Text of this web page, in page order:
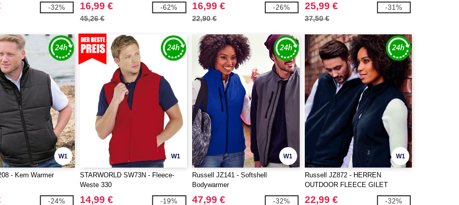
-32% 16,99 €
45,26 €
-62% 16,99 €
22,90 €
-26% 25,99 €
37,50 €
-31%
W1
- Kern Warmer
-24%
W1
STARWORLD SW73N - Fleece-
Weste 330
14,99 € -19%
W1
Russell JZ141 - Softshell
Bodywarmer
47,99 € -32%
W1
Russell JZ872 - HERREN
OUTDOOR FLEECE GILET
22,99 € -32%